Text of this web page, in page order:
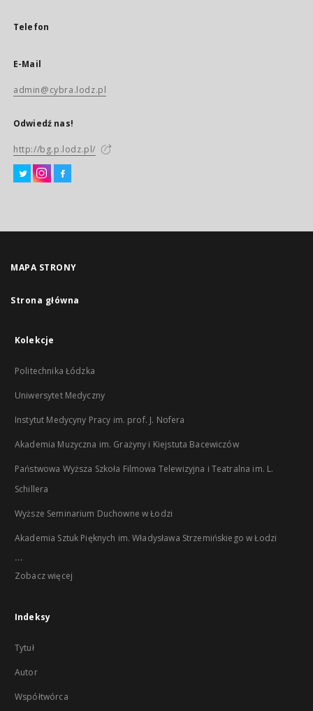
Telefon
E-Mail
admin@cybra.lodz.pl
Odwiedź nas!
http://bg.p.lodz.pl/
MAPA STRONY
Strona główna
Kolekcje
Politechnika Łódzka
Uniwersytet Medyczny
Instytut Medycyny Pracy im. prof. J. Nofera
Akademia Muzyczna im. Grażyny i Kiejstuta Bacewiczów
Państwowa Wyższa Szkoła Filmowa Telewizyjna i Teatralna im. L.
Schillera
Wyższe Seminarium Duchowne w Łodzi
Akademia Sztuk Pięknych im. Władysława Strzemińskiego w Łodzi
...
Zobacz więcej
Indeksy
Tytuł
Autor
Współtwórca